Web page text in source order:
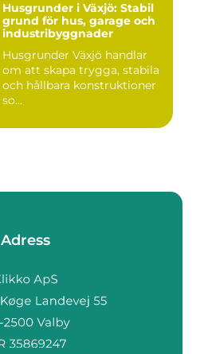
Husgrunder i Växjö: Stabil
grund för hus, garage och
industribyggnader
Husgrunder Växjö handlar
om att skapa trygga, stabila
och hållbara konstruktioner
so...
Adress